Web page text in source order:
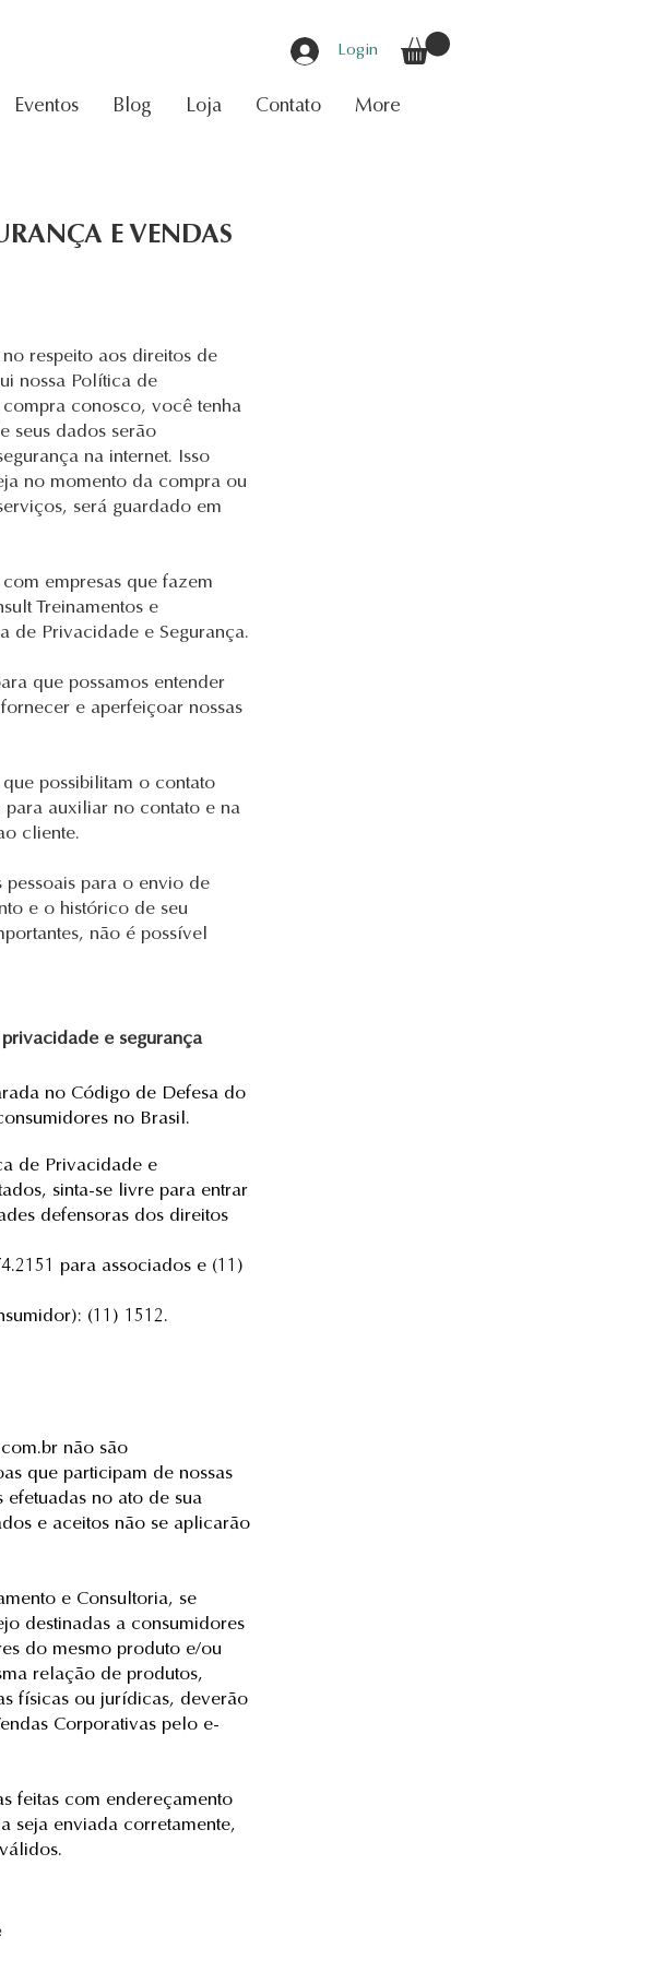
Login
Eventos Blog Loja Contato More
E VENDAS
respeito aos direitos de
nossa Política de
conosco, você tenha
seus dados serão
na internet. Isso
no momento da compra ou
será guardado em
empresas que fazem
Treinamentos e
de Privacidade e Segurança.
que possamos entender
e aperfeiçoar nossas
possibilitam o contato
auxiliar no contato e na
cliente.
para o envio de
e o histórico de seu
não é possível
e segurança
no Código de Defesa do
no Brasil.
de Privacidade e
sinta-se livre para entrar
defensoras dos direitos
para associados e (11)
(11) 1512.
não são
que participam de nossas
no ato de sua
e aceitos não se aplicarão
e Consultoria, se
destinadas a consumidores
do mesmo produto e/ou
relação de produtos,
físicas ou jurídicas, deverão
Corporativas pelo e-
feitas com endereçamento
seja enviada corretamente,